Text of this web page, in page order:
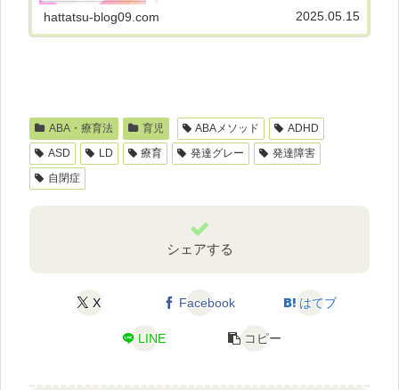
価・目標設定から介入まで、家庭・学校・療育
施設で今すぐ使えるチェックリスト付き。
hattatsu-blog09.com 2025.05.15
ABA・療育法 育児 ABAメソッド
ADHD
ASD